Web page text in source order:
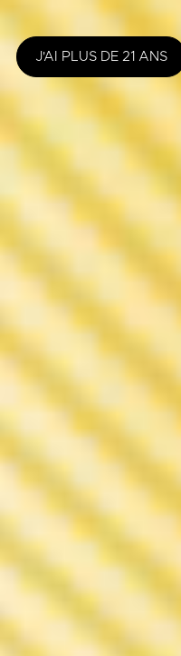
J'AI PLUS DE 21 ANS